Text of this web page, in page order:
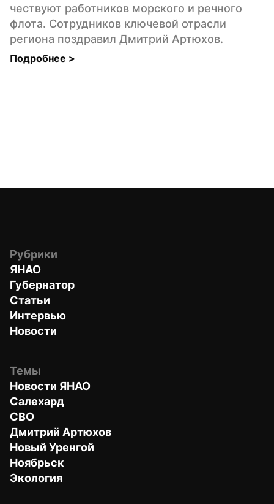
чествуют работников морского и речного
флота. Сотрудников ключевой отрасли
региона поздравил Дмитрий Артюхов.
Подробнее >
Рубрики
ЯНАО
Губернатор
Статьи
Интервью
Новости
Темы
Новости ЯНАО
Салехард
СВО
Дмитрий Артюхов
Новый Уренгой
Ноябрьск
Экология